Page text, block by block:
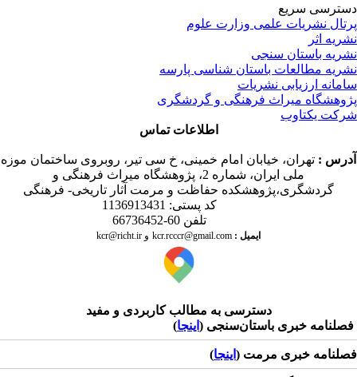
سریع
نشریات علمی وزارت علوم
اثر
باستان سنجی
مطالعات باستان شناسی پارسه
ارزیابی نشریات
میراث فرهنگی و گردشگری
یکتاوب
اطلاعات تماس
: تهران، خیابان امام خمینی، خ سی تیر، روبروی ساختمان موزه
ملی ایران، شماره 2، پژوهشگاه میراث فرهنگی و
گردشگری،پژوهشکده حفاظت و مرمت آثار تاریخی- فرهنگی
کد پستی: 1136913431
تلفن 60-66736452
ایمیل:
kcr@richt.ir و kcr.rcccr@gmail.com
دسترسی به مطالب کاربردی و مفید
خبری باستان‌سنجی ( اینجا)
خبری مرمت ( اینجا)